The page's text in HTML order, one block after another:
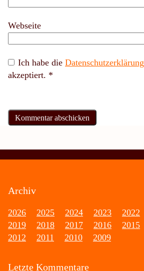
Webseite
Ich habe die Datenschutzerklärung
akzeptiert. *
Archiv
2026 2025 2024 2023 2022
2019
2018 2017 2016 2015
2012
2011 2010 2009
Letzte Kommentare